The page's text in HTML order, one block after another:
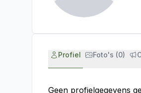
Profiel Foto's (0)
Geen profielgegevens